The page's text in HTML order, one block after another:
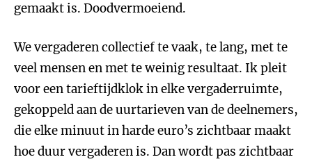
gemaakt is. Doodvermoeiend.
We vergaderen collectief te vaak, te lang, met te
veel mensen en met te weinig resultaat. Ik pleit
voor een tarieftijdklok in elke vergaderruimte,
gekoppeld aan de uurtarieven van de deelnemers,
die elke minuut in harde euro’s zichtbaar maakt
hoe duur vergaderen is. Dan wordt pas zichtbaar